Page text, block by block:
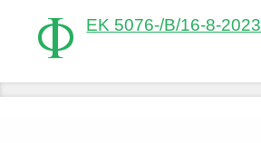
Φ ΕΚ 5076-/Β/16-8-2023